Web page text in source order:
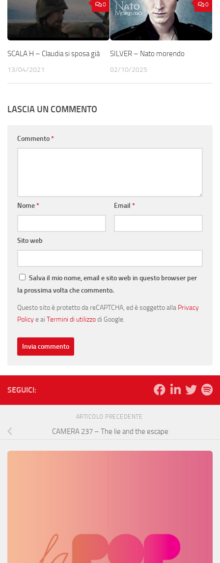
0
SCALA H – Claudia si sposa già
13/04/2021
0
SILVER – Nato morendo
02/10/2025
LASCIA UN COMMENTO
Commento*
Nome* Email *
Sito web
Salva il mio nome, email e sito web in questo browser per
la prossima volta che commento.
Questo sito è protetto da reCAPTCHA, ed è soggetto alla Privacy
Policye ai Termini di utilizzodi Google.
SEGUICI:
ARTICOLO PRECEDENTE
CAMERA 237 – The lie and the escape